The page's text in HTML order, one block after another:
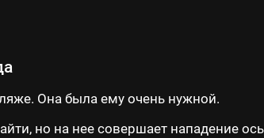
Она была ему очень нужной.
но на нее совершает нападение